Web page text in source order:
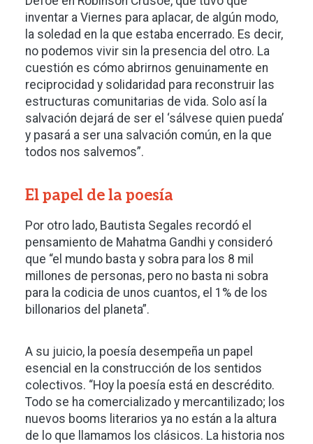
inventar a Viernes para aplacar, de algún modo,
la soledad en la que estaba encerrado. Es decir,
no podemos vivir sin la presencia del otro. La
cuestión es cómo abrirnos genuinamente en
reciprocidad y solidaridad para reconstruir las
estructuras comunitarias de vida. Solo así la
salvación dejará de ser el ‘sálvese quien pueda’
y pasará a ser una salvación común, en la que
todos nos salvemos”.
El papel de la poesía
Por otro lado, Bautista Segales recordó el
pensamiento de Mahatma Gandhi y consideró
que “el mundo basta y sobra para los 8 mil
millones de personas, pero no basta ni sobra
para la codicia de unos cuantos, el 1% de los
billonarios del planeta”.
A su juicio, la poesía desempeña un papel
esencial en la construcción de los sentidos
colectivos. “Hoy la poesía está en descrédito.
Todo se ha comercializado y mercantilizado; los
nuevos booms literarios ya no están a la altura
de lo que llamamos los clásicos. La historia nos